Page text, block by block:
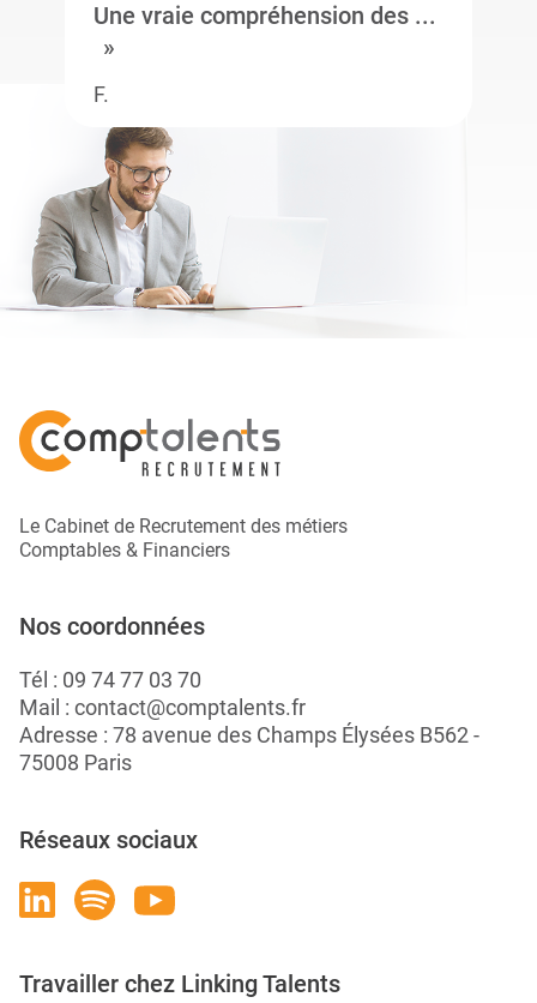
Une vraie compréhension des ...
F.
Le Cabinet de Recrutement des métiers
Comptables & Financiers
Nos coordonnées
Tél : 09 74 77 03 70
Mail : contact@comptalents.fr
Adresse : 78 avenue des Champs Élysées B562 -
75008 Paris
Réseaux sociaux
Travailler chez Linking Talents